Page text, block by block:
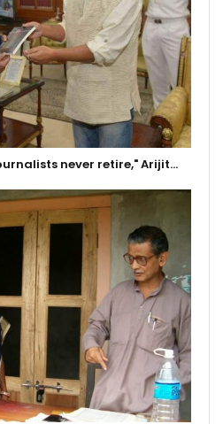
never retire," Arijit…